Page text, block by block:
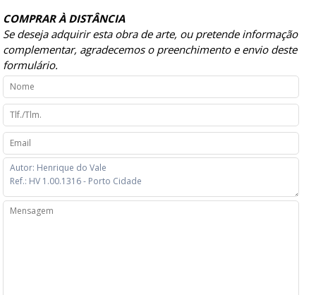
COMPRAR À DISTÂNCIA
Se deseja adquirir esta obra de arte, ou pretende informação
complementar, agradecemos o preenchimento e envio deste
formulário.